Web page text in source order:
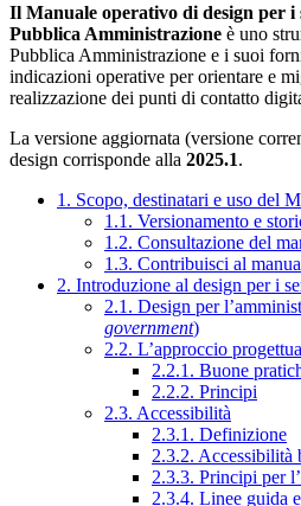
Il Manuale operativo di design per i
Pubblica Amministrazione è uno
Pubblica Amministrazione e i suoi
indicazioni operative per orientare e
realizzazione dei punti di contatto
La versione aggiornata (versione
design corrisponde alla 2025.1.
1. Scopo, destinatari e uso del
1.1. Versionamento e
1.2. Consultazione del
1.3. Contribuisci al
2. Introduzione al design per i
2.1. Design per
government)
2.2. L’approccio
2.2.1. Buone
2.2.2. Principi
2.3. Accessibilità
2.3.1. Definizione
2.3.2. Accessibilità
2.3.3. Principi per
2.3.4. Linee guida